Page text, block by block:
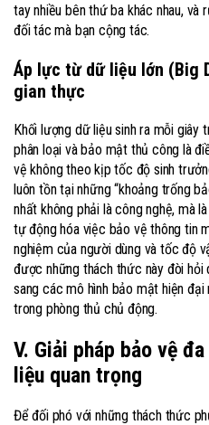
tay nhiều bên thứ ba khác nhau, và
đối tác mà bạn cộng tác.
Áp lực từ dữ liệu lớn (Big
gian thực
Khối lượng dữ liệu sinh ra mỗi giây
phân loại và bảo mật thủ công là
vệ không theo kịp tốc độ sinh
luôn tồn tại những “khoảng trống
nhất không phải là công nghệ, mà
tự động hóa việc bảo vệ thông tin
nghiệm của người dùng và tốc độ
được những thách thức này đòi hỏi
sang các mô hình bảo mật hiện đại
trong phòng thủ chủ động.
V. Giải pháp bảo vệ
liệu quan trọng
Để đối phó với những thách thức